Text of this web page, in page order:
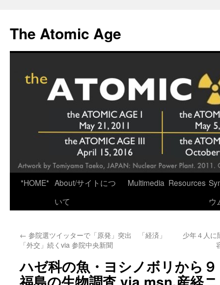
content
The Atomic Age
*HOME* About/サイトにつ
いて
Multimedia Resources
ウ
← 参院選ツイッターで「原発」突出 「経済」
「外交」続くvia 参院中央新聞
少年４人に
ハゼ科の魚・ヨシノボリから